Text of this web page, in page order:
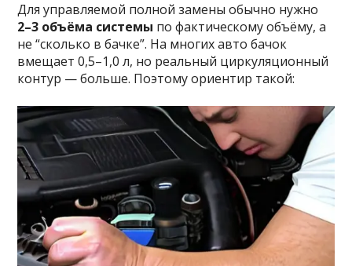
Для управляемой полной замены обычно нужно
2–3 объёма системы по фактическому объёму, а
не “сколько в бачке”. На многих авто бачок
вмещает 0,5–1,0 л, но реальный циркуляционный
контур — больше. Поэтому ориентир такой: